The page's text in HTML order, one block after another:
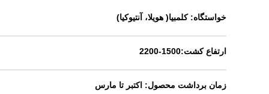
خواستگاه: کلمبیا( هویلا، آنتیوکیا)
ارتفاع کشت:1500-2200
زمان برداشت محصول: اکتبر تا مارس